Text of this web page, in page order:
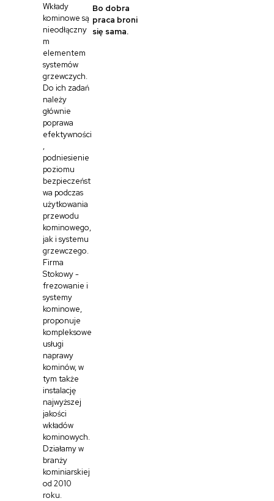
Wkłady
kominowe są
nieodłączny
m
elementem
systemów
grzewczych.
Do ich zadań
należy
głównie
poprawa
efektywności
,
podniesienie
poziomu
bezpieczeńst
wa podczas
użytkowania
przewodu
kominowego,
jak i systemu
grzewczego.
Firma
Stokowy -
frezowanie i
systemy
kominowe,
proponuje
kompleksowe
usługi
naprawy
kominów, w
tym także
instalację
najwyższej
jakości
wkładów
kominowych.
Działamy w
branży
kominiarskiej
od 2010
roku.
Bo dobra
praca broni
się sama.